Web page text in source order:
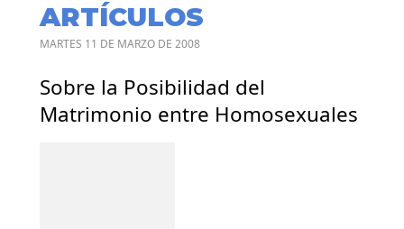
ARTÍCULOS
MARTES 11 DE MARZO DE 2008
Sobre la Posibilidad del
Matrimonio entre Homosexuales